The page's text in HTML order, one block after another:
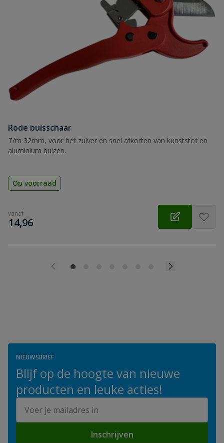
Rode buisschaar
T/m 32mm, voor het zuiver en snel afkorten van kunststof en
aluminium buizen.
Op voorraad
vanaf
€
14,96
NIEUWSBRIEF
Blijf op de hoogte van nieuwe
producten en leuke acties!
Inschrijven